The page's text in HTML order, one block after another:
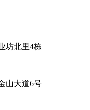
坊北里4栋
山大道6号